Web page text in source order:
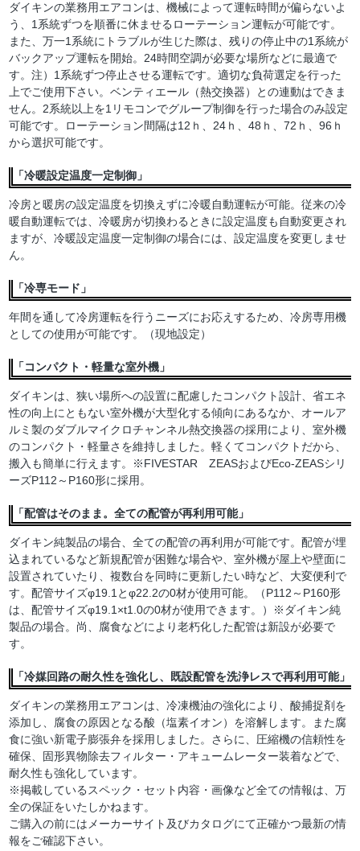
ダイキンの業務用エアコンは、機械によって運転時間が偏らないよ
う、1系統ずつを順番に休ませるローテーション運転が可能です。
また、万一1系統にトラブルが生じた際は、残りの停止中の1系統が
バックアップ運転を開始。24時間空調が必要な場所などに最適で
す。注）1系統ずつ停止させる運転です。適切な負荷選定を行った
上でご使用下さい。ベンティエール（熱交換器）との連動はできま
せん。2系統以上を1リモコンでグループ制御を行った場合のみ設定
可能です。ローテーション間隔は12ｈ、24ｈ、48ｈ、72ｈ、96ｈ
から選択可能です。
「冷暖設定温度一定制御」
冷房と暖房の設定温度を切換えずに冷暖自動運転が可能。従来の冷
暖自動運転では、冷暖房が切換わるときに設定温度も自動変更され
ますが、冷暖設定温度一定制御の場合には、設定温度を変更しませ
ん。
「冷専モード」
年間を通して冷房運転を行うニーズにお応えするため、冷房専用機
としての使用が可能です。（現地設定）
「コンパクト・軽量な室外機」
ダイキンは、狭い場所への設置に配慮したコンパクト設計、省エネ
性の向上にともない室外機が大型化する傾向にあるなか、オールア
ルミ製のダブルマイクロチャンネル熱交換器の採用により、室外機
のコンパクト・軽量さを維持しました。軽くてコンパクトだから、
搬入も簡単に行えます。※FIVESTAR ZEASおよびEco-ZEASシリ
ーズP112～P160形に採用。
「配管はそのまま。全ての配管が再利用可能」
ダイキン純製品の場合、全ての配管の再利用が可能です。配管が埋
込まれているなど新規配管が困難な場合や、室外機が屋上や壁面に
設置されていたり、複数台を同時に更新したい時など、大変便利で
す。配管サイズφ19.1とφ22.2の0材が使用可能。（P112～P160形
は、配管サイズφ19.1×t1.0の0材が使用できます。）※ダイキン純
製品の場合。尚、腐食などにより老朽化した配管は新設が必要で
す。
「冷媒回路の耐久性を強化し、既設配管を洗浄レスで再利用可能」
ダイキンの業務用エアコンは、冷凍機油の強化により、酸捕捉剤を
添加し、腐食の原因となる酸（塩素イオン）を溶解します。また腐
食に強い新電子膨張弁を採用しました。さらに、圧縮機の信頼性を
確保、固形異物除去フィルター・アキュームレーター装着などで、
耐久性も強化しています。
※掲載しているスペック・セット内容・画像など全ての情報は、万
全の保証をいたしかねます。
ご購入の前にはメーカーサイト及びカタログにて正確かつ最新の情
報をご確認下さい。